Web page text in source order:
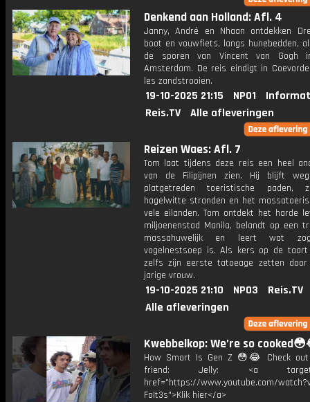
Denkend aan Holland: Afl. 4
Janny, André en Nhaan ontdekken
boot en vouwfiets, langs hunebedden,
de sporen van Vincent van Gogh
Amsterdam. De reis eindigt in
les zandstrooien.
19-10-2025 21:15 NPO1
Reis.TV
Alle afleveringen
Reizen Waes: Afl. 7
Tom laat tijdens deze reis een heel
van de Filipijnen zien. Hij blijft
platgetreden toeristische paden,
hagelwitte stranden en het
vele eilanden. Tom ontdekt het harde
miljoenenstad Manila, belandt op een
massahuwelijk en leert wat
vogelnestsoep is. Als kers op de taart
zelfs zijn eerste tatoeage zetten door
jarige vrouw.
19-10-2025 21:10 NPO3
Reis.TV
Alle afleveringen
Kwebbelkop: We’re so
How Smart Is Gen Z 😳😂 Check
friend: Jelly: <a
href="https://www.youtube.com/
FoIt3s">Klik hier</a>